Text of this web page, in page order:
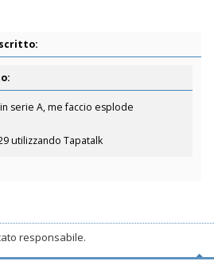
scritto:
serie A, me faccio esplode
utilizzando Tapatalk
responsabile.